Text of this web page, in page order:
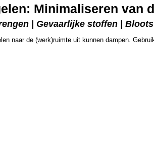
Minimaliseren van
| Gevaarlijke stoffen |
naar de (werk)ruimte uit kunnen dampen.